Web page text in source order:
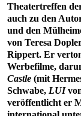
Theatertreffen
auch zu den
und den
von Teresa
Rippert. Er
Werbefilme,
Castle (mit
Schwabe, LUI
veröffentlicht er